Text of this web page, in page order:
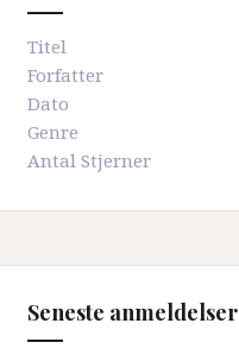
Titel
Forfatter
Dato
Genre
Antal Stjerner
Seneste anmeldelser